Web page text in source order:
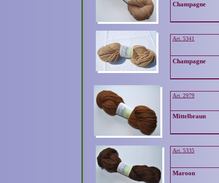
Champagne
Art. 5341
Champagne
Art. 2979
Mittelbraun
Art. 5335
Maroon